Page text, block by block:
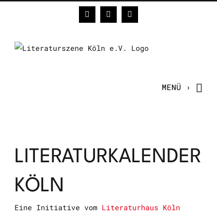
FacebookInstagram
E-
Mail
LITERATURKALENDER
KÖLN
Eine Initiative vom Literaturhaus Köln